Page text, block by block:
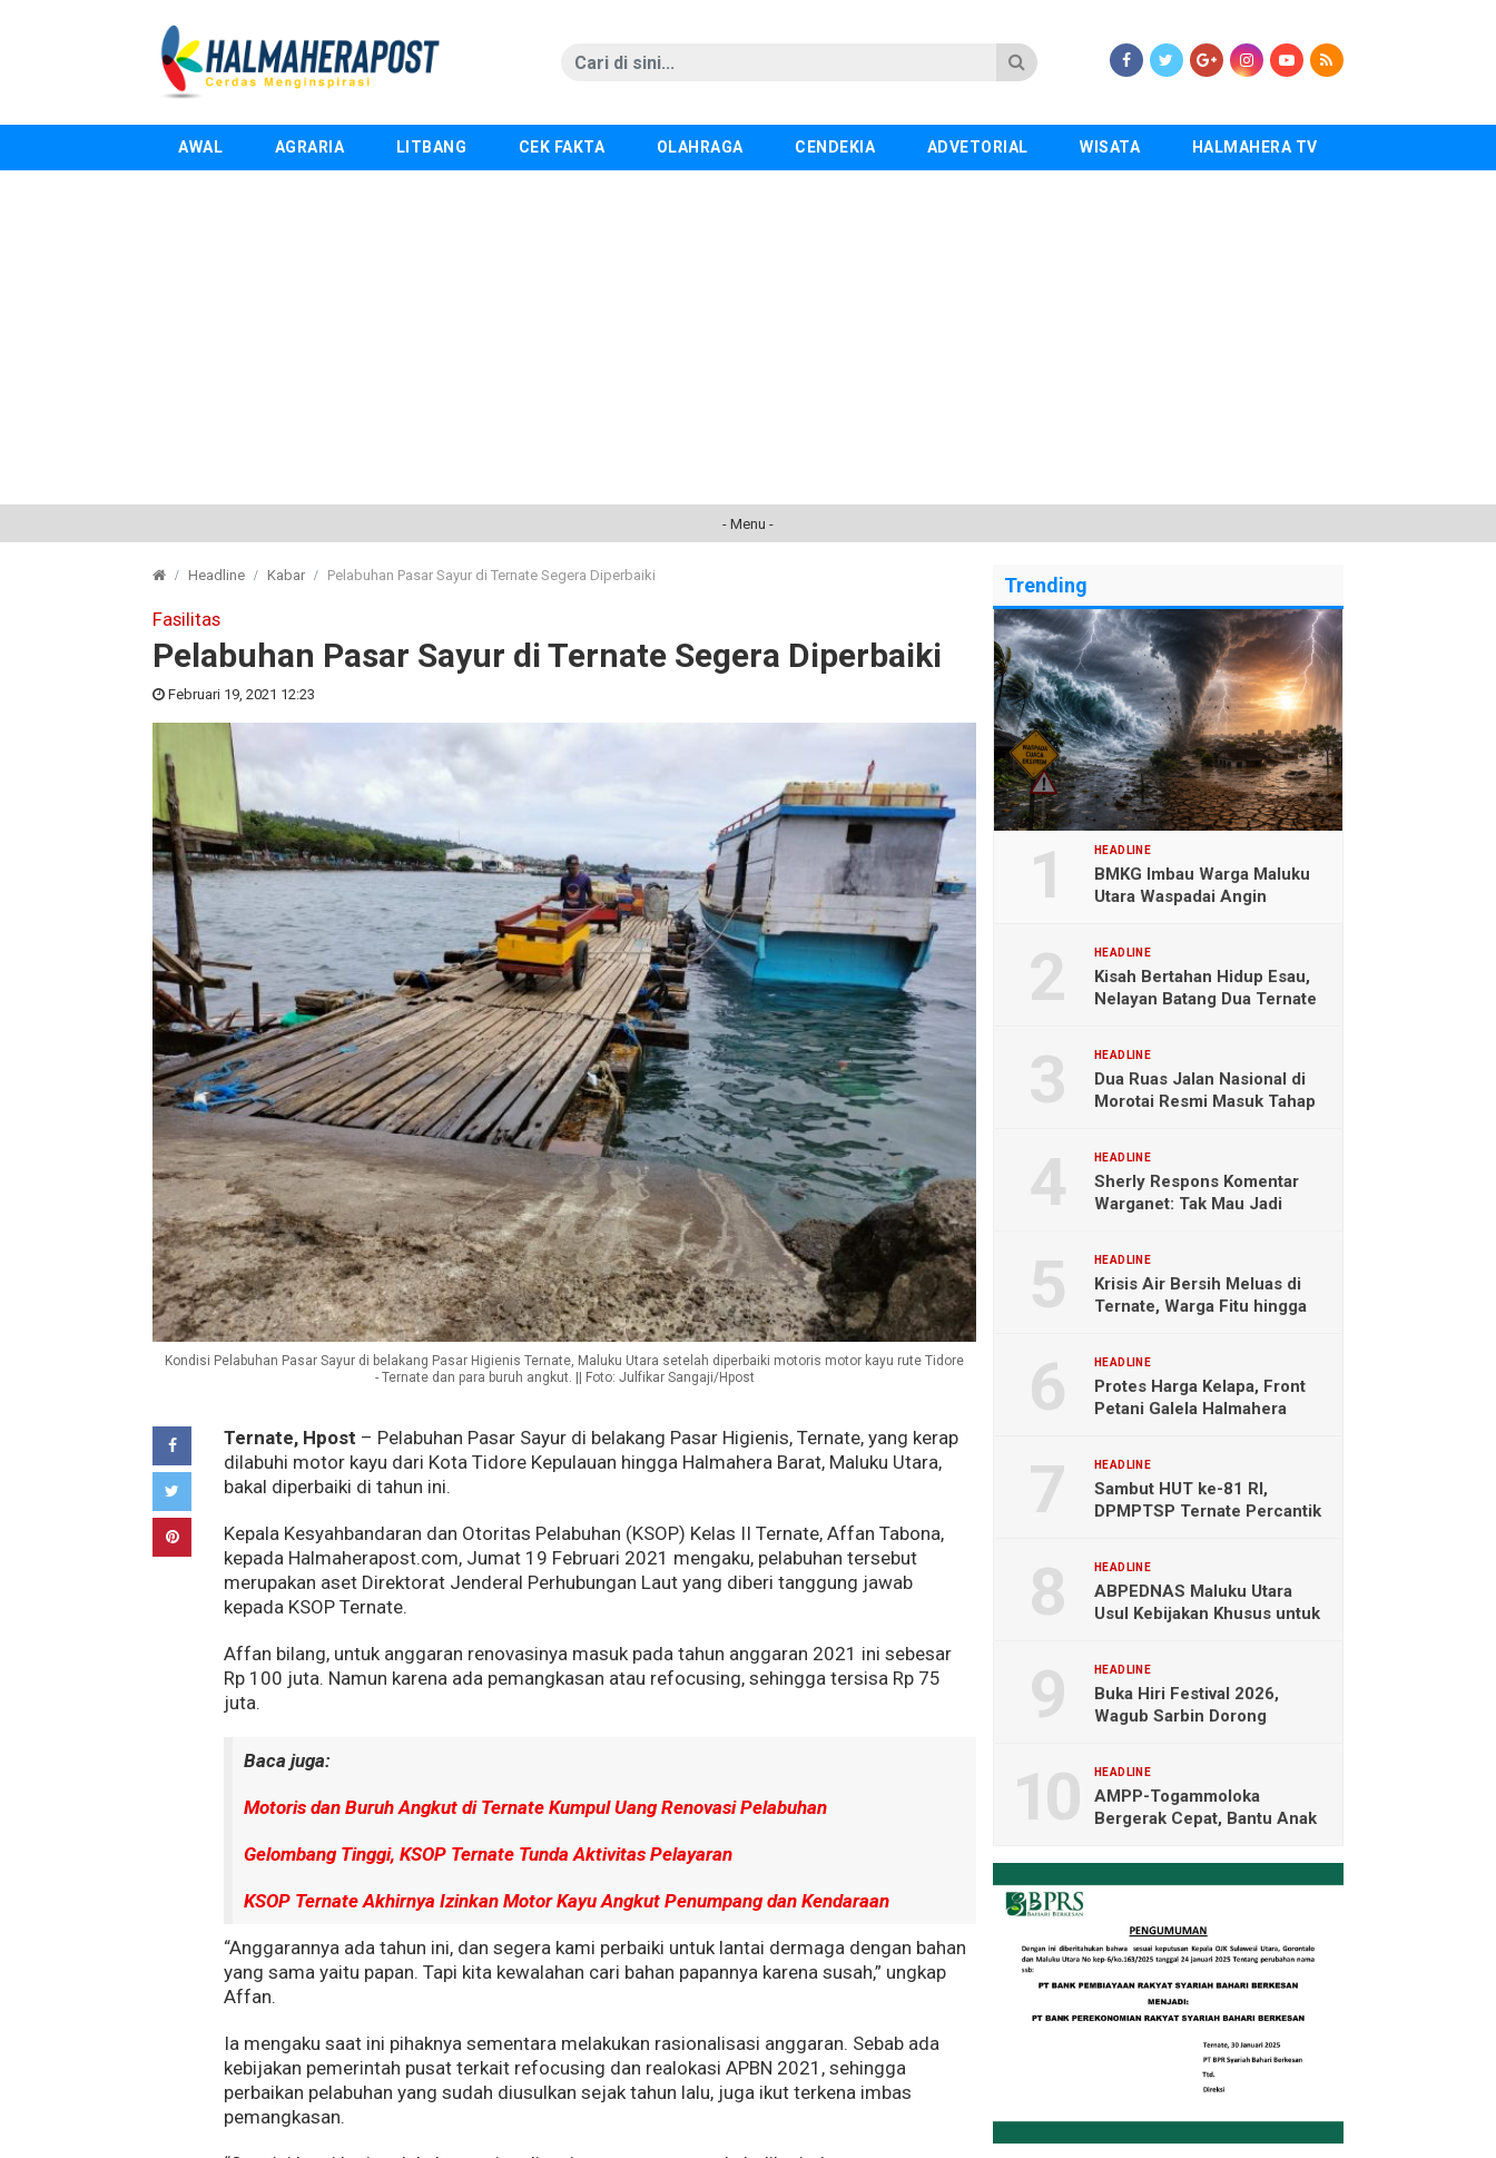
AWAL AGRARIA LITBANG CEK FAKTA OLAHRAGA CENDEKIA ADVETORIAL WISATA HALMAHERA TV
- Menu -
Headline Kabar Pelabuhan Pasar Sayur di Ternate Segera Diperbaiki
Fasilitas
Pelabuhan Pasar Sayur di Ternate Segera Diperbaiki
Februari 19, 2021 12:23
Kondisi Pelabuhan Pasar Sayur di belakang Pasar Higienis Ternate, Maluku Utara setelah diperbaiki motoris motor kayu rute Tidore
- Ternate dan para buruh angkut. || Foto: Julfikar Sangaji/Hpost
Ternate, Hpost – Pelabuhan Pasar Sayur di belakang Pasar Higienis, Ternate, yang kerap
dilabuhi motor kayu dari Kota Tidore Kepulauan hingga Halmahera Barat, Maluku Utara,
bakal diperbaiki di tahun ini.
Kepala Kesyahbandaran dan Otoritas Pelabuhan (KSOP) Kelas II Ternate, Affan Tabona,
kepada Halmaherapost.com, Jumat 19 Februari 2021 mengaku, pelabuhan tersebut
merupakan aset Direktorat Jenderal Perhubungan Laut yang diberi tanggung jawab
kepada KSOP Ternate.
Affan bilang, untuk anggaran renovasinya masuk pada tahun anggaran 2021 ini sebesar
Rp 100 juta. Namun karena ada pemangkasan atau refocusing, sehingga tersisa Rp 75
juta.
Baca juga:
Motoris dan Buruh Angkut di Ternate Kumpul Uang Renovasi Pelabuhan
Gelombang Tinggi, KSOP Ternate Tunda Aktivitas Pelayaran
KSOP Ternate Akhirnya Izinkan Motor Kayu Angkut Penumpang dan Kendaraan
“Anggarannya ada tahun ini, dan segera kami perbaiki untuk lantai dermaga dengan bahan
yang sama yaitu papan. Tapi kita kewalahan cari bahan papannya karena susah,” ungkap
Affan.
Ia mengaku saat ini pihaknya sementara melakukan rasionalisasi anggaran. Sebab ada
kebijakan pemerintah pusat terkait refocusing dan realokasi APBN 2021, sehingga
perbaikan pelabuhan yang sudah diusulkan sejak tahun lalu, juga ikut terkena imbas
pemangkasan.
Trending
HEADLINE
BMKG Imbau Warga Maluku
Utara Waspadai Angin
HEADLINE
Kisah Bertahan Hidup Esau,
Nelayan Batang Dua Ternate
HEADLINE
Dua Ruas Jalan Nasional di
Morotai Resmi Masuk Tahap
HEADLINE
Sherly Respons Komentar
Warganet: Tak Mau Jadi
HEADLINE
Krisis Air Bersih Meluas di
Ternate, Warga Fitu hingga
HEADLINE
Protes Harga Kelapa, Front
Petani Galela Halmahera
HEADLINE
Sambut HUT ke-81 RI,
DPMPTSP Ternate Percantik
HEADLINE
ABPEDNAS Maluku Utara
Usul Kebijakan Khusus untuk
HEADLINE
Buka Hiri Festival 2026,
Wagub Sarbin Dorong
HEADLINE
AMPP-Togammoloka
Bergerak Cepat, Bantu Anak
Halmahera Selatan